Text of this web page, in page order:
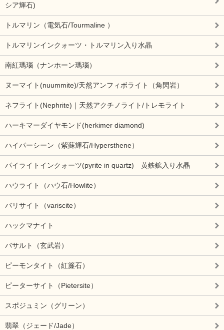
シア輝石)
トルマリン（電気石/Tourmaline ）
トルマリンインクォーツ・トルマリン入り水晶
南紅瑪瑙（ナンホーン瑪瑙）
ヌーマイト(nuummite)/天然アンフィボライト（角閃岩）
ネフライト(Nephrite)｜天然アクチノライト/トレモライト
ハーキマーダイヤモンド(herkimer diamond)
ハイパーシーン（紫蘇輝石/Hypersthene）
パイライトインクォーツ(pyrite in quartz) 黄鉄鉱入り水晶
ハウライト（ハウ石/Howlite）
バリサイト（variscite）
ハックマナイト
バサルト（玄武岩）
ピーモンタイト（紅簾石）
ピーターサイト（Pietersite）
スポジュミン（グリーン）
翡翠（ジェード/Jade）